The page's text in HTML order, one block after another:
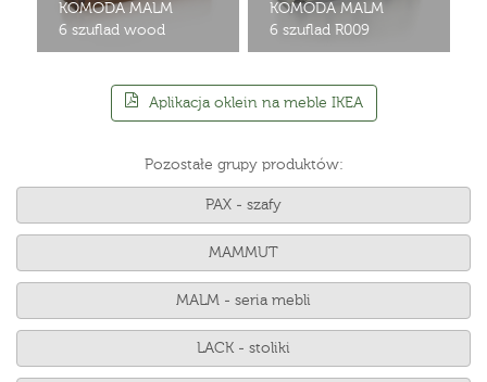
KOMODA MALM
6 szuflad wood
KOMODA MALM
6 szuflad R009
Aplikacja oklein na meble IKEA
Pozostałe grupy produktów:
PAX - szafy
MAMMUT
MALM - seria mebli
LACK - stoliki